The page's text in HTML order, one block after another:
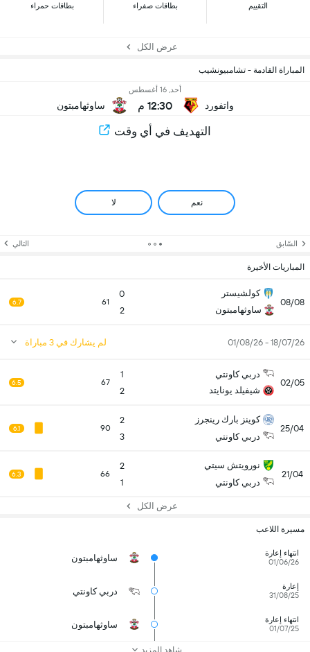
التقييم بطاقات صفراء بطاقات حمراء
عرض الكل
المباراة القادمة - تشامبيونشيب
واتفورد
أحد, 16 أغسطس
12:30 م ساوثهامبتون
التهديف في أي وقت
نعم لا
السّابق التالي
المباريات الأخيرة
08/08
كولشيستر
ساوثهامبتون
0
2
61
6.7
18/07/26 - 01/08/26 لم يشارك في 3 مباراة
02/05
دربي كاونتي
شيفيلد يونايتد
1
2
67
6.5
25/04
كوينز بارك رينجرز
دربي كاونتي
2
3
90
6.1
21/04
نورويتش سيتي
دربي كاونتي
2
1
66
6.3
عرض الكل
مسيرة اللاعب
انتهاء إعارة
01/06/26
ساوثهامبتون
إعارة
31/08/25
دربي كاونتي
انتهاء إعارة
01/07/25
ساوثهامبتون
شاهد المزيد